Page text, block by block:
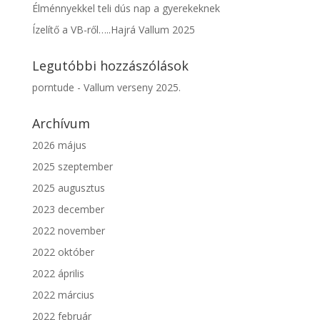
Élménnyekkel teli dús nap a gyerekeknek
Ízelítő a VB-ről…..Hajrá Vallum 2025
Legutóbbi hozzászólások
porntude - Vallum verseny 2025.
Archívum
2026 május
2025 szeptember
2025 augusztus
2023 december
2022 november
2022 október
2022 április
2022 március
2022 február